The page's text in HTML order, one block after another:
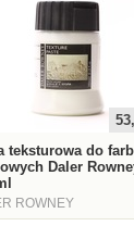
teksturowa do farb
Daler
ROWNEY